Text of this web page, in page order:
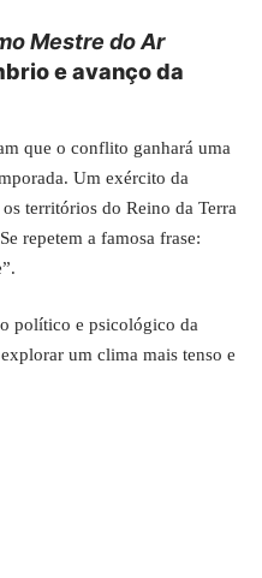
Mestre do Ar
e avanço da
que o conflito ganhará uma
Um exército da
territórios do Reino da Terra
repetem a famosa frase:
político e psicológico da
um clima mais tenso e